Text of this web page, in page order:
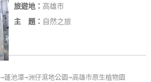
旅遊地： 高雄市
主 題： 自然之旅
蓮池潭→洲仔濕地公園→高雄市原生植物園